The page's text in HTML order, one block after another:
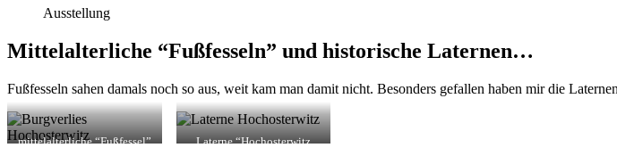
Ausstellung
Mittelalterliche “Fußfesseln” und historische Laternen…
Fußfesseln sahen damals noch so aus, weit kam man damit nicht. Besonders gefallen haben mir die
mittelalterliche “Fußfessel”
Laterne “Hochosterwitz